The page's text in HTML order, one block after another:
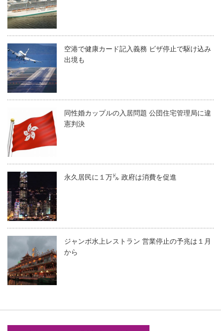
空港で健康カード記入義務 ビザ停止で駆け込み
出境も
同性婚カップルの入居問題 公団住宅管理局に違
憲判決
永久居民に１万㌦ 政府は消費を促進
ジャンボ水上レストラン 営業停止の予兆は１月
から